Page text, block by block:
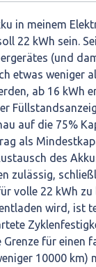
in meinem
22 kWh sein.
(und
etwas weniger
ab 16 kWh
auf die 75%
als
des
zulässig,
volle 22 kWh zu
wird, ist
für einen
10000 km)